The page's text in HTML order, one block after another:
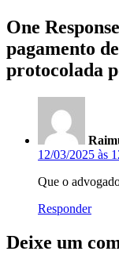
One
pagamento
protocolada
12/03/2025 às
Que o
Responder
Deixe um